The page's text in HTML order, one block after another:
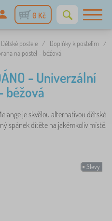
0 Kč
Dětské postele / Doplňky k postelím
/
na postel - béžová
- Univerzální
béžová
je skvělou alternativou dětské
spánek dítěte na jakémkoliv místě.
Slevy